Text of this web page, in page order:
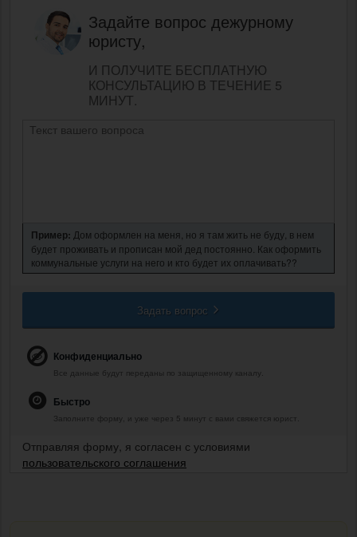
Задайте вопрос дежурному
юристу,
И ПОЛУЧИТЕ БЕСПЛАТНУЮ
КОНСУЛЬТАЦИЮ В ТЕЧЕНИЕ 5
МИНУТ.
Пример: Дом оформлен на меня, но я там жить не буду, в нем
будет проживать и прописан мой дед постоянно. Как оформить
коммунальные услуги на него и кто будет их оплачивать??
Задать вопрос
Конфиденциально
Все данные будут переданы по защищенному каналу.
Быстро
Заполните форму, и уже через 5 минут с вами свяжется юрист.
Отправляя форму, я согласен с условиями
пользовательского соглашения